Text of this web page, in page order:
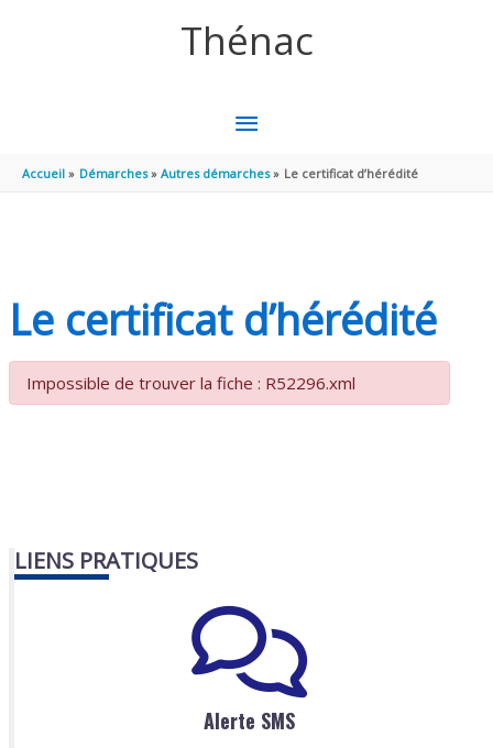
Thénac
MENU
PRINCIPAL
Accueil Démarches Autres démarches Le certificat d’hérédité
Le certificat d’hérédité
Impossible de trouver la fiche : R52296.xml
LIENS PRATIQUES
Alerte SMS